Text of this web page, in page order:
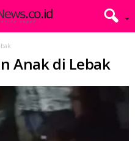
Anak di Lebak